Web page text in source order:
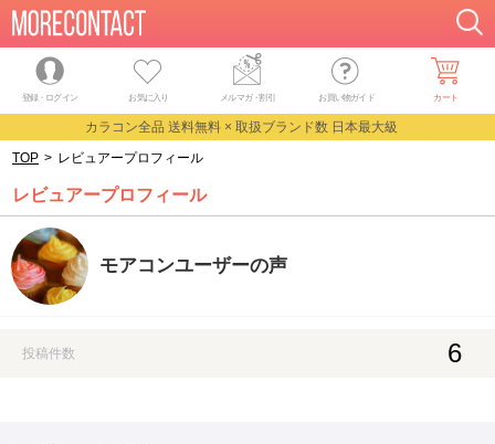
登録・ログイン お気に入り メルマガ・割引 お買い物ガイド カート
カラコン全品 送料無料 × 取扱ブランド数 日本最大級
TOP > レビュアープロフィール
レビュアープロフィール
モアコンユーザーの声
投稿件数 6